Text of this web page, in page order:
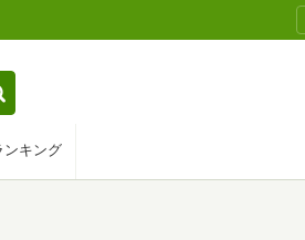
ンキング